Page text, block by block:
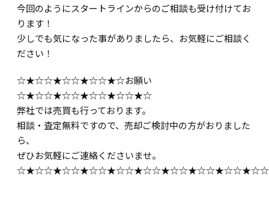
今回のようにスタートラインからのご相談も受け付けてお
ります！
少しでも気になった事がありましたら、お気軽にご相談く
ださい！
☆★☆☆★☆☆★☆☆★☆お願い
☆★☆☆★☆☆★☆☆★☆☆★☆
弊社では売買も行っております。
相談・査定無料ですので、売却ご検討中の方がおりました
ら、
ぜひお気軽にご連絡くださいませ。